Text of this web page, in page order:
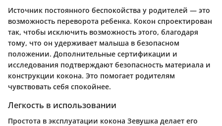
Источник постоянного беспокойства у родителей — это
возможность переворота ребенка. Кокон спроектирован
так, чтобы исключить возможность этого, благодаря
тому, что он удерживает малыша в безопасном
положении. Дополнительные сертификации и
исследования подтверждают безопасность материала и
конструкции кокона. Это помогает родителям
чувствовать себя спокойнее.
Легкость в использовании
Простота в эксплуатации кокона Зевушка делает его